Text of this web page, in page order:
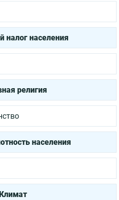
налог населения
религия
населения
Климат